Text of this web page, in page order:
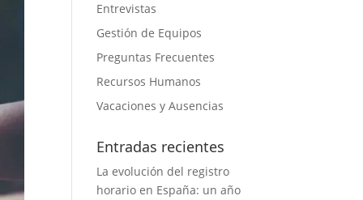
Entrevistas
Gestión de Equipos
Preguntas Frecuentes
Recursos Humanos
Vacaciones y Ausencias
Entradas recientes
La evolución del registro
horario en España: un año